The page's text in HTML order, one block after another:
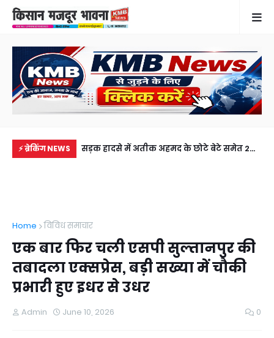
⚡ ब्रेकिंग NEWS
में से नहीं पहुंची एक
सड़क हादसे में अतीक अहमद के छोटे बेटे समेत 2
Home विविध समाचार
एक बार फिर चली एसपी सुल्तानपुर की
तबादला एक्सप्रेस, बड़ी सख्या में चौकी
प्रभारी हुए इधर से उधर
Admin June 10, 2026 0